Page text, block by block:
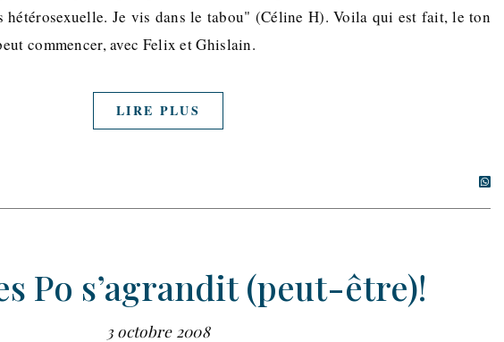
hétérosexuelle. Je vis dans le tabou" (Céline H). Voila qui est fait, le ton
commencer, avec Felix et Ghislain.
LIRE PLUS
Po s’agrandit (peut-être)!
3 octobre 2008